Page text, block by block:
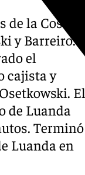
la Costa
y Barreiro.
el
cajista y
El
de Luanda
Terminó
Luanda en